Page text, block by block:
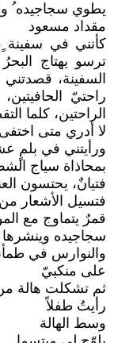
يطوي سجاجيده
مقداد مسعود
كأنني في سفينة
ترسو يهتاج
السفينة،
راحتيّ
الراحتين، كلما
لا أدري متى اختفى
ورأيتني في بلمٍ
بمحاذاة سياج
فتيانٌ، يحتسون
فتسيل الأشعار
قمرٌ يتماوج مع
سجاجيده
والنوارس في
على منكبيّ
ثم تشكلت هالة
رأيتُ طفلاً
وسط الهالة